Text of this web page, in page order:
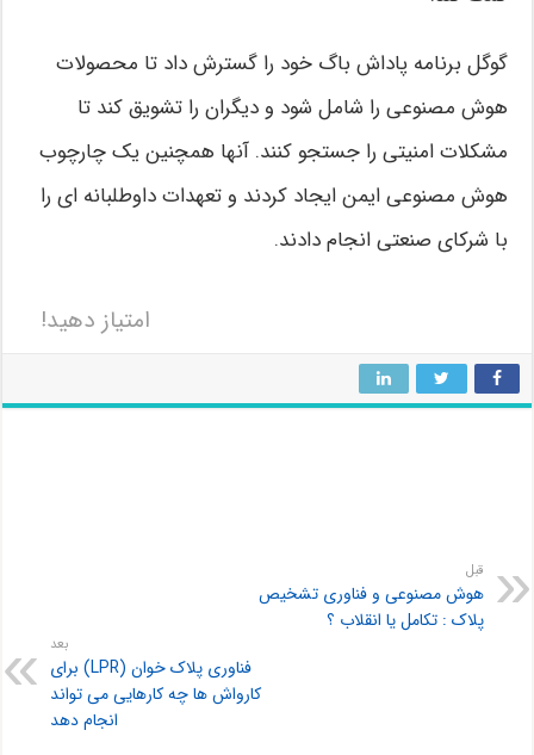
گوگل برنامه پاداش باگ خود را گسترش داد تا محصولات
هوش مصنوعی را شامل شود و دیگران را تشویق کند تا
مشکلات امنیتی را جستجو کنند. آنها همچنین یک چارچوب
هوش مصنوعی ایمن ایجاد کردند و تعهدات داوطلبانه ای را
با شرکای صنعتی انجام دادند.
امتیاز دهید!
قبل
هوش مصنوعی و فناوری تشخیص
پلاک : تکامل یا انقلاب ؟
بعد
فناوری پلاک خوان (LPR) برای
کارواش ها چه کارهایی می تواند
انجام دهد